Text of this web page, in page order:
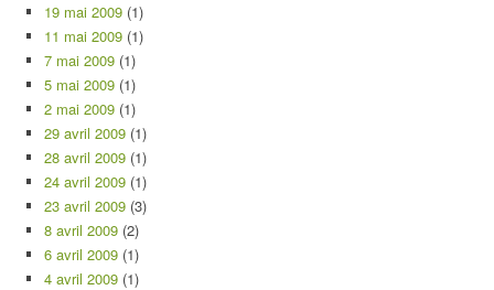
19 mai 2009 (1)
11 mai 2009 (1)
7 mai 2009 (1)
5 mai 2009 (1)
2 mai 2009 (1)
29 avril 2009 (1)
28 avril 2009 (1)
24 avril 2009 (1)
23 avril 2009 (3)
8 avril 2009 (2)
6 avril 2009 (1)
4 avril 2009 (1)